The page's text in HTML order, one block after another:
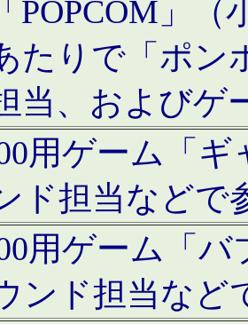
POPCOM」（
たりで「ポン
当、およびゲ
用ゲーム「
ド担当などで
用ゲーム「
ンド担当など